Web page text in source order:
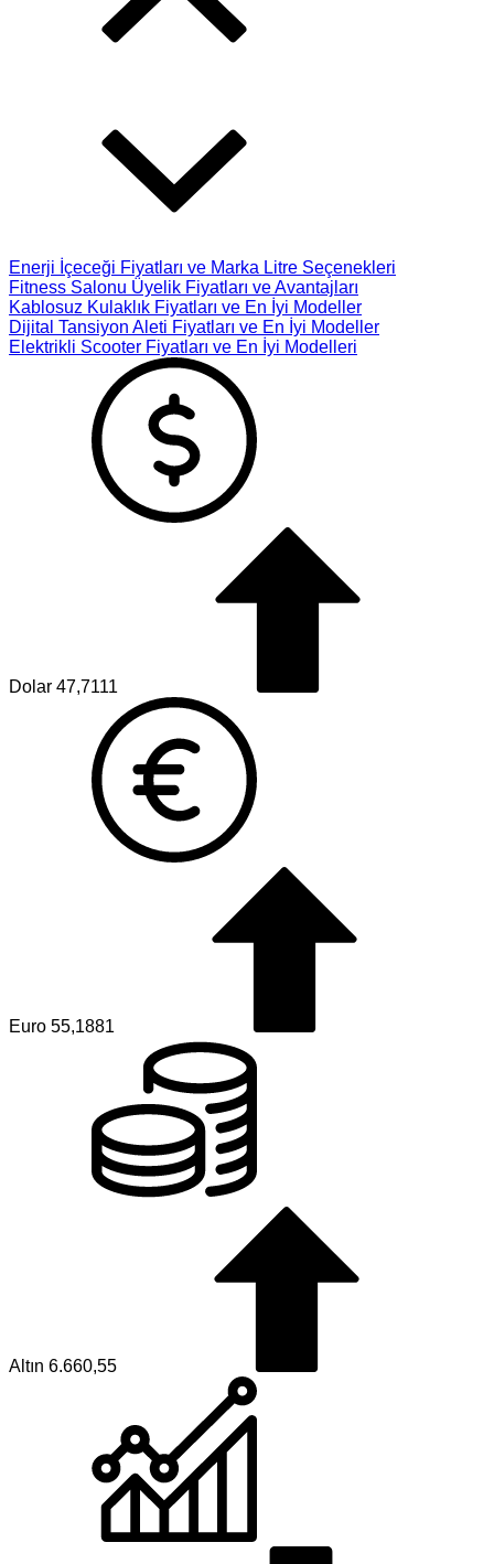
Enerji İçeceği Fiyatları ve Marka Litre Seçenekleri
Fitness Salonu Üyelik Fiyatları ve Avantajları
Kablosuz Kulaklık Fiyatları ve En İyi Modeller
Dijital Tansiyon Aleti Fiyatları ve En İyi Modeller
Elektrikli Scooter Fiyatları ve En İyi Modelleri
Dolar 47,7111
Euro 55,1881
Altın 6.660,55